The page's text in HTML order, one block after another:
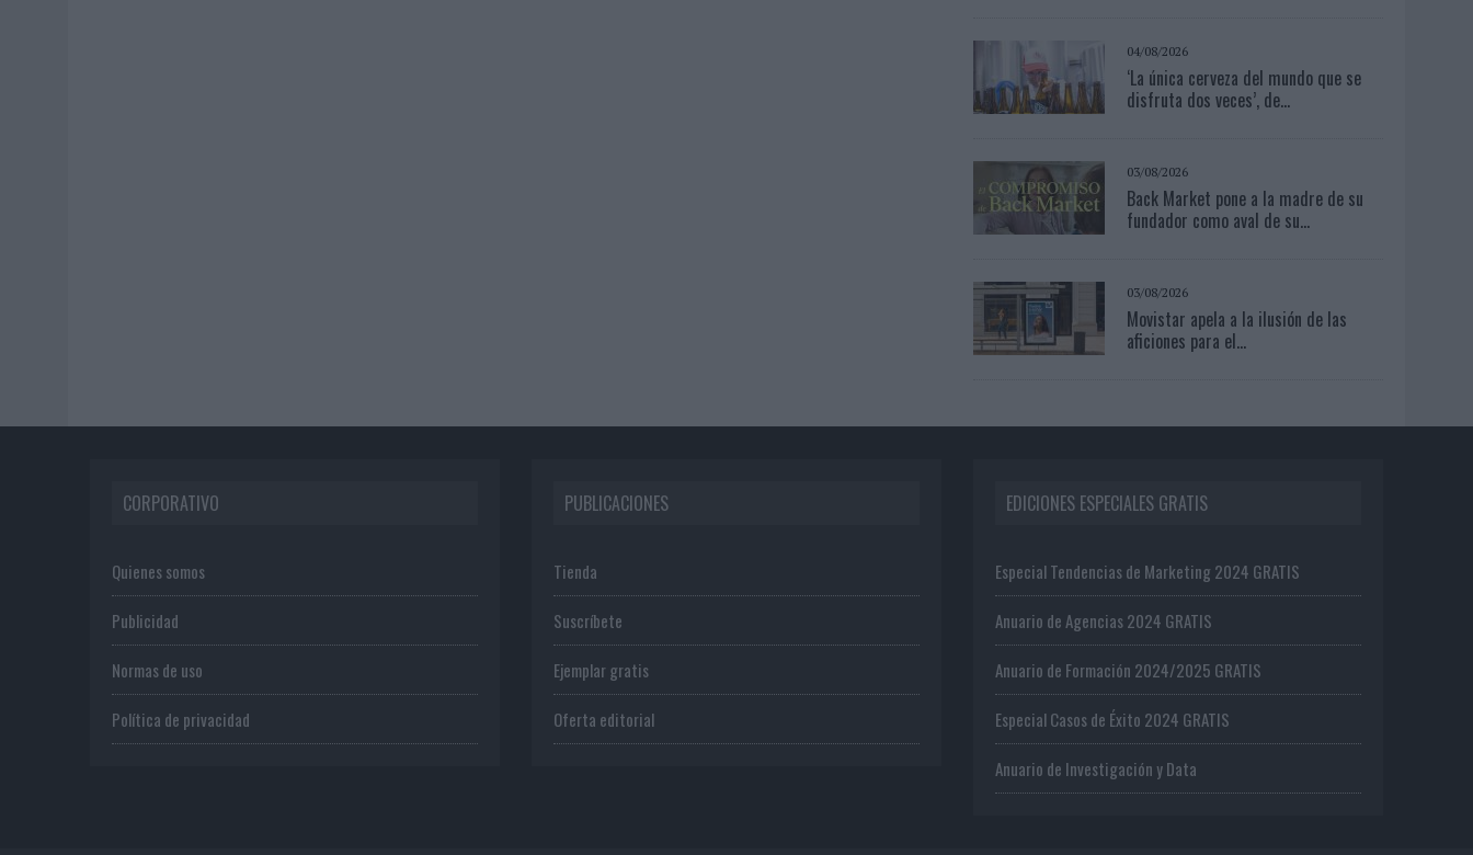
04/08/2026
‘La única cerveza del mundo que se
disfruta dos veces’, de...
03/08/2026
Back Market pone a la madre de su
fundador como aval de su...
03/08/2026
Movistar apela a la ilusión de las
aficiones para el...
CORPORATIVO
Quienes somos
Publicidad
Normas de uso
Política de privacidad
PUBLICACIONES
Tienda
Suscríbete
Ejemplar gratis
Oferta editorial
EDICIONES ESPECIALES GRATIS
Especial Tendencias de Marketing 2024 GRATIS
Anuario de Agencias 2024 GRATIS
Anuario de Formación 2024/2025 GRATIS
Especial Casos de Éxito 2024 GRATIS
Anuario de Investigación y Data